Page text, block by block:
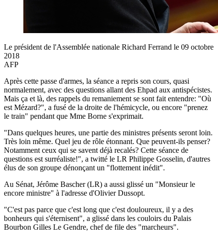
Le président de l'Assemblée nationale Richard Ferrand le 09 octobre
2018
AFP
Après cette passe d'armes, la séance a repris son cours, quasi
normalement, avec des questions allant des Ehpad aux antispécistes.
Mais ça et là, des rappels du remaniement se sont fait entendre: "Où
est Mézard?", a fusé de la droite de l'hémicycle, ou encore "prenez
le train" pendant que Mme Borne s'exprimait.
"Dans quelques heures, une partie des ministres présents seront loin.
Très loin même. Quel jeu de rôle étonnant. Que peuvent-ils penser?
Notamment ceux qui se savent déjà recalés? Cette séance de
questions est surréaliste!", a twitté le LR Philippe Gosselin, d'autres
élus de son groupe dénonçant un "flottement inédit".
Au Sénat, Jérôme Bascher (LR) a aussi glissé un "Monsieur le
encore ministre" à l'adresse d'Olivier Dussopt.
"C'est pas parce que c'est long que c'est douloureux, il y a des
bonheurs qui s'éternisent", a glissé dans les couloirs du Palais
Bourbon Gilles Le Gendre, chef de file des "marcheurs".